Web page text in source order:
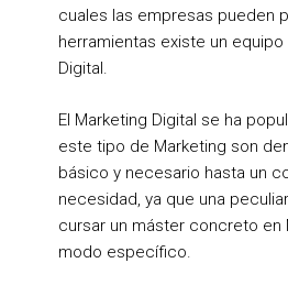
cuales las empresas pueden
herramientas existe un
Digital.
El Marketing Digital se ha
este tipo de Marketing son
básico y necesario hasta un
necesidad, ya que una
cursar un máster concreto en
modo específico.